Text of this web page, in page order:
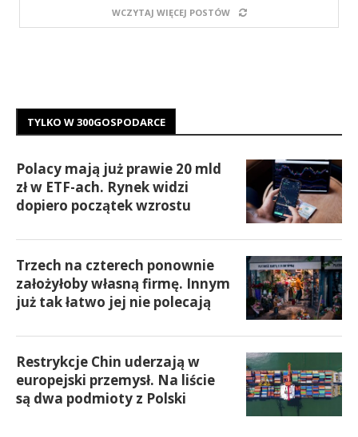
WCZYTAJ WIĘCEJ POSTÓW
TYLKO W 300GOSPODARCE
Polacy mają już prawie 20 mld
zł w ETF-ach. Rynek widzi
dopiero początek wzrostu
Trzech na czterech ponownie
założyłoby własną firmę. Innym
już tak łatwo jej nie polecają
Restrykcje Chin uderzają w
europejski przemysł. Na liście
są dwa podmioty z Polski